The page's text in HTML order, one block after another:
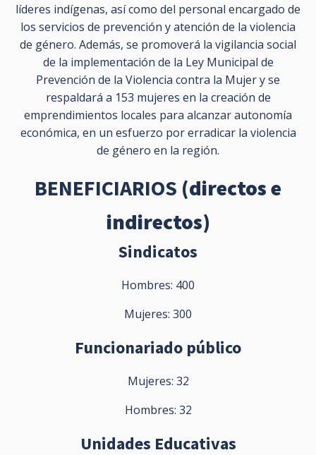
líderes indígenas, así como del personal encargado de
los servicios de prevención y atención de la violencia
de género. Además, se promoverá la vigilancia social
de la implementación de la Ley Municipal de
Prevención de la Violencia contra la Mujer y se
respaldará a 153 mujeres en la creación de
emprendimientos locales para alcanzar autonomía
económica, en un esfuerzo por erradicar la violencia
de género en la región.
BENEFICIARIOS (directos e
indirectos)
Sindicatos
Hombres: 400
Mujeres: 300
Funcionariado público
Mujeres: 32
Hombres: 32
Unidades Educativas